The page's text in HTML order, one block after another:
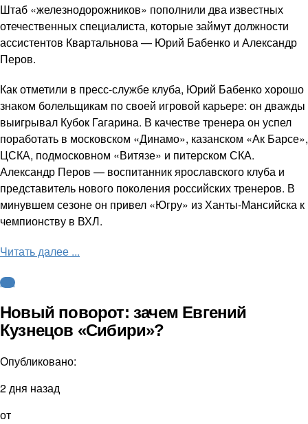
Штаб «железнодорожников» пополнили два известных
отечественных специалиста, которые займут должности
ассистентов Квартальнова — Юрий Бабенко и Александр
Перов.
Как отметили в пресс-службе клуба, Юрий Бабенко хорошо
знаком болельщикам по своей игровой карьере: он дважды
выигрывал Кубок Гагарина. В качестве тренера он успел
поработать в московском «Динамо», казанском «Ак Барсе»,
ЦСКА, подмосковном «Витязе» и питерском СКА.
Александр Перов — воспитанник ярославского клуба и
представитель нового поколения российских тренеров. В
минувшем сезоне он привел «Югру» из Ханты-Мансийска к
чемпионству в ВХЛ.
Читать далее ...
КХЛ
Новый поворот: зачем Евгений
Кузнецов «Сибири»?
Опубликовано:
2 дня назад
от